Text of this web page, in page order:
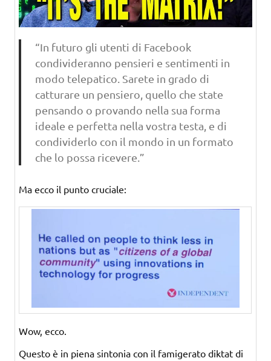
“In futuro gli utenti di Facebook
condivideranno pensieri e sentimenti in
modo telepatico. Sarete in grado di
catturare un pensiero, quello che state
pensando o provando nella sua forma
ideale e perfetta nella vostra testa, e di
condividerlo con il mondo in un formato
che lo possa ricevere.”
Ma ecco il punto cruciale:
Wow, ecco.
Questo è in piena sintonia con il famigerato diktat di